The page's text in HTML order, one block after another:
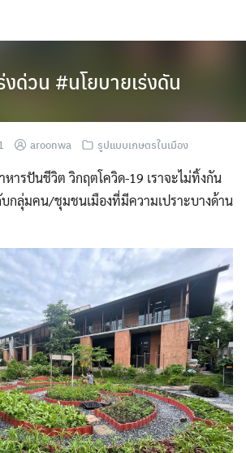
งด่วน #นโยบายเร่งดัน
aroonwa รูปแบบเกษตรในเมือง
ารปันชีวิต วิกฤตโควิด-19 เราจะไม่ทิ้งกัน
กลุ่มคน/ชุมชนเมืองที่มีความเปราะบางด้าน